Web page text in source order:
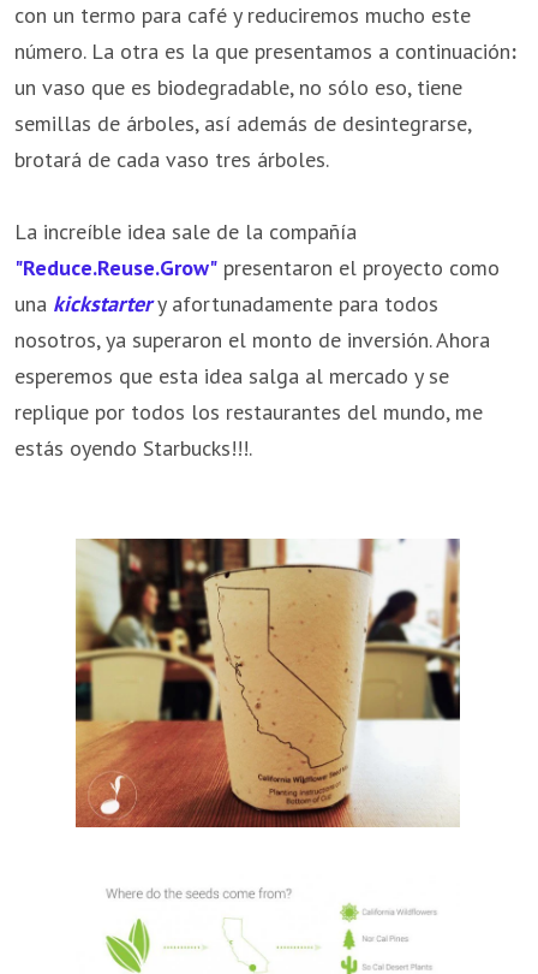
con un termo para café y reduciremos mucho este
número. La otra es la que presentamos a continuación:
un vaso que es biodegradable, no sólo eso, tiene
semillas de árboles, así además de desintegrarse,
brotará de cada vaso tres árboles.
La increíble idea sale de la compañía
"Reduce.Reuse.Grow" presentaron el proyecto como
una kickstartery afortunadamente para todos
nosotros, ya superaron el monto de inversión. Ahora
esperemos que esta idea salga al mercado y se
replique por todos los restaurantes del mundo, me
estás oyendo Starbucks!!!.